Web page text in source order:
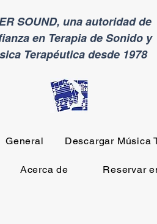
SOUND, una autoridad de
en Terapia de Sonido y
Terapéutica desde 1978
General Descargar Música
Acerca de Reservar